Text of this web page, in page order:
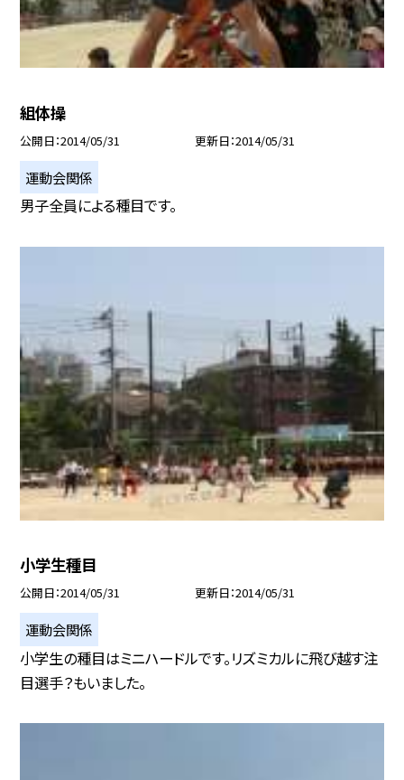
組体操
公開日 2014/05/31 更新日 2014/05/31
運動会関係
男子全員による種目です。
小学生種目
公開日 2014/05/31 更新日 2014/05/31
運動会関係
小学生の種目はミニハードルです。リズミカルに飛び越す注
目選手？もいました。